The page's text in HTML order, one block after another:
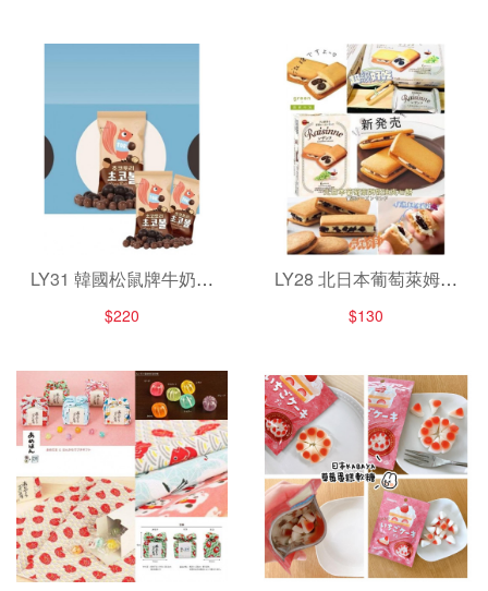
LY31 韓國松鼠牌牛奶巧
克力球15gx10包
$220
LY28 北日本葡萄萊姆奶
油夾心餅 贅沢レーズン
サンド
$130